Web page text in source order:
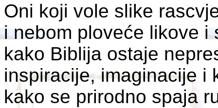
Oni koji vole slike
i nebom ploveće likove i
kako Biblija ostaje
inspiracije, imaginacije i
kako se prirodno spaja